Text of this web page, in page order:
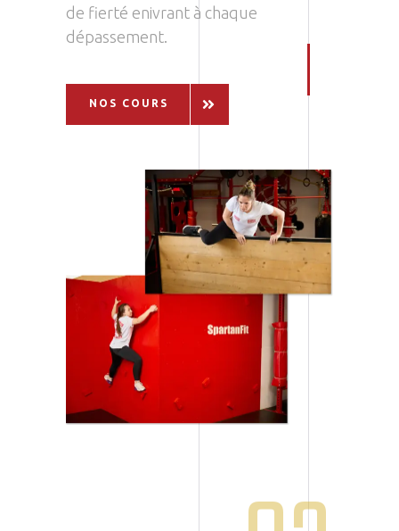
de fierté enivrant à chaque
dépassement.
NOS COURS